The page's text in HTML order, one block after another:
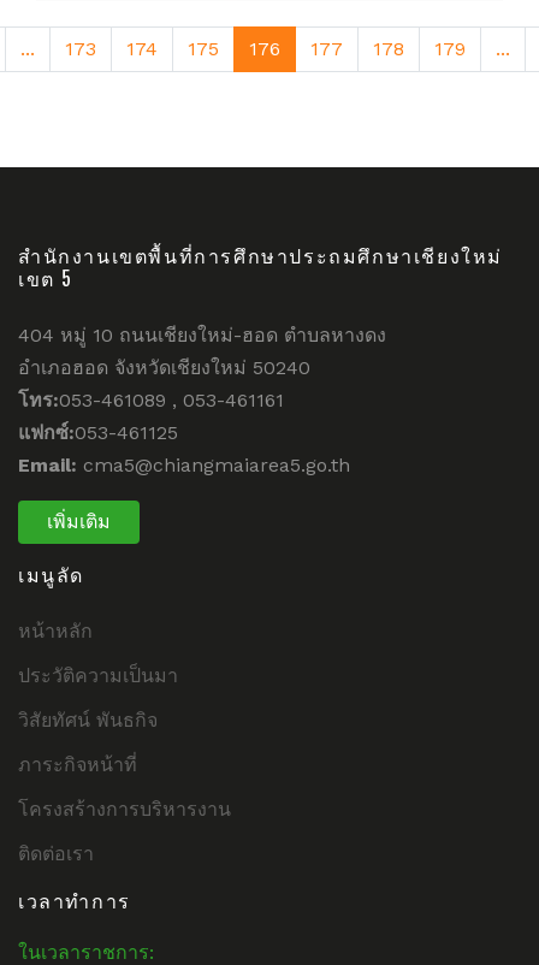
... 173 174 175 176 177 178 179 ...
สำนักงานเขตพื้นที่การศึกษาประถมศึกษาเชียงใหม่
เขต 5
404 หมู่ 10 ถนนเชียงใหม่-ฮอด ตำบลหางดง
อำเภอฮอด จังหวัดเชียงใหม่ 50240
โทร:053-461089 , 053-461161
แฟกซ์:053-461125
Email: cma5@chiangmaiarea5.go.th
เพิ่มเติม
เมนูลัด
หน้าหลัก
ประวัติความเป็นมา
วิสัยทัศน์ พันธกิจ
ภาระกิจหน้าที่
โครงสร้างการบริหารงาน
ติดต่อเรา
เวลาทำการ
ในเวลาราชการ: